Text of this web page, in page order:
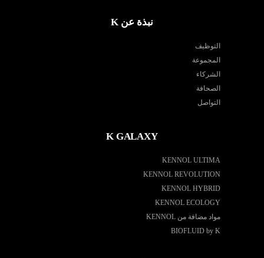
نبذة عن K
التوظيف
المجموعة
الشركاء
الصحافة
التواصل
K GALAXY
KENNOL ULTIMA
KENNOL REVOLUTION
KENNOL HYBRID
KENNOL ECOLOGY
مواد مضافة من KENNOL
BIOFLUID by K